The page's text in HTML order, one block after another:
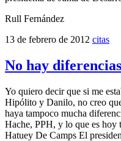
Rull Fernández
13 de febrero de 2012 citas
No hay
Yo quiero decir que si me
Hipólito y Danilo, no creo
haya tampoco mucha
Hache, PPH, y lo que es
Hatuey De Camps El